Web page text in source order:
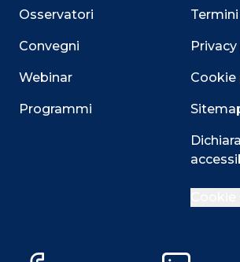
Osservatori
Convegni
Webinar
Programmi
Cookie